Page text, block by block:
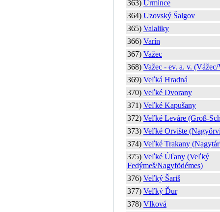
363) Urmince
364) Uzovský Šalgov
365) Valaliky
366) Varín
367) Važec
368) Važec - ev. a. v. (Vážec/
369) Veľká Hradná
370) Veľké Dvorany
371) Veľké Kapušany
372) Veľké Leváre (Groß-
373) Veľké Orvište
374) Veľké Trakany
375) Veľké Úľany (Veľký
Fedýmeš/Nagyfödémes)
376) Veľký Šariš
377) Veľký Ďur
378) Vlková